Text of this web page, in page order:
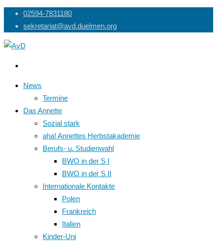
Skip
content
02594-7831180
sekretariat@avd.duelmen.org
News
Termine
Das Annette
Sozial stark
aha! Annettes Herbstakademie
Berufs- u. Studienwahl
BWO in der S I
BWO in der S II
Internationale Kontakte
Polen
Frankreich
Italien
Kinder-Uni